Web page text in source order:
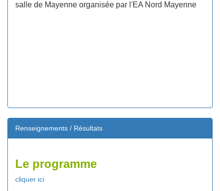
salle de Mayenne organisée par l'EA Nord Mayenne
Renseignements / Résultats
Le programme
cliquer ici